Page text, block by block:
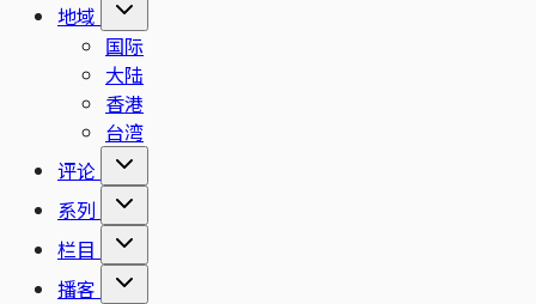
地域
国际
大陆
香港
台湾
评论
系列
栏目
播客